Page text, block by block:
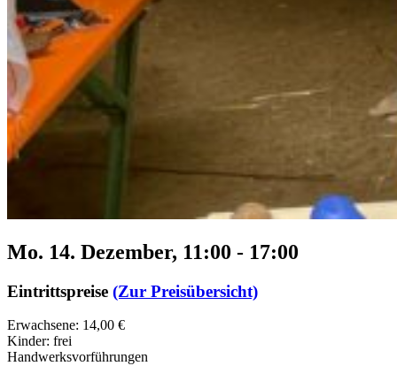
Mo. 14. Dezember, 11:00 - 17:00
Eintrittspreise (Zur Preisübersicht)
Erwachsene: 14,00 €
Kinder: frei
Handwerksvorführungen